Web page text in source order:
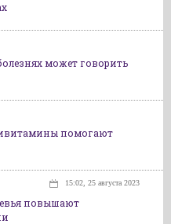
может говорить
помогают
15:02, 25 августа 2023
повышают